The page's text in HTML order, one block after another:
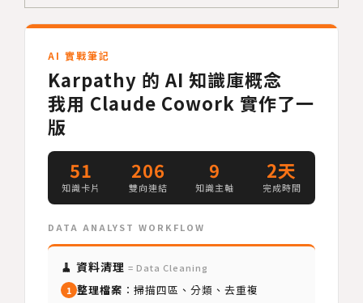
AI 實戰筆記
Karpathy 的 AI 知識庫概念
我用 Claude Cowork 實作了一
版
51
知識卡片
206
雙向連結
9
知識主軸
2天
完成時間
DATA ANALYST WORKFLOW
🧹 資料清理 = Data Cleaning
1 整理檔案 ：掃描四區、分類、去重複